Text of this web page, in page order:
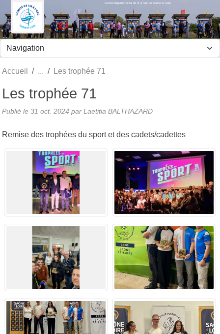
Comité départemental de tir à l'arc de Saône et Loire
Accueil Les trophée 71
Les trophée 71
Publié le 31 oct. 2024 par Laetitia BALTHAZARD
Remise des trophées du sport et des cadets/cadettes
Panneau de gestion des cookies